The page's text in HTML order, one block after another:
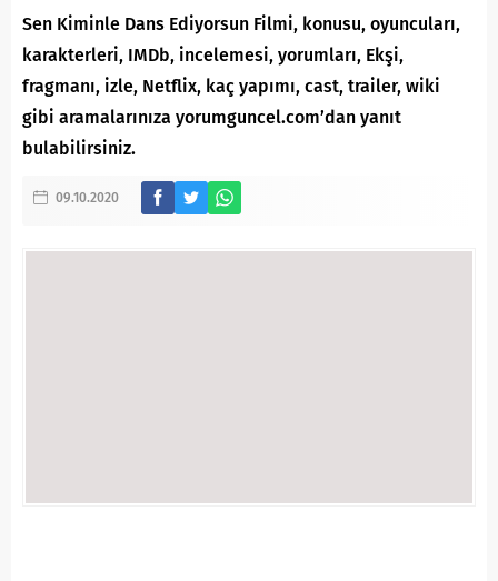
Sen Kiminle Dans Ediyorsun Filmi, konusu, oyuncuları,
karakterleri, IMDb, incelemesi, yorumları, Ekşi,
fragmanı, izle, Netflix, kaç yapımı, cast, trailer, wiki
gibi aramalarınıza yorumguncel.com’dan yanıt
bulabilirsiniz.
09.10.2020